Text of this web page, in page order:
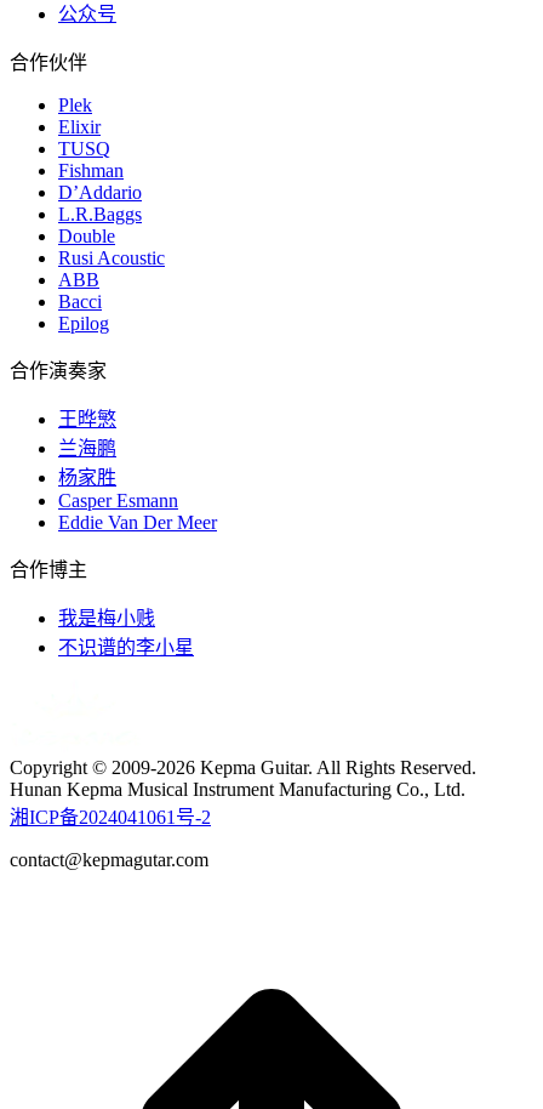
公众号
合作伙伴
Plek
Elixir
TUSQ
Fishman
D’Addario
L.R.Baggs
Double
Rusi Acoustic
ABB
Bacci
Epilog
合作演奏家
王晔慜
兰海鹏
杨家胜
Casper Esmann
Eddie Van Der Meer
合作博主
我是梅小贱
不识谱的李小星
Copyright © 2009-2026 Kepma Guitar. All Rights Reserved.
Hunan Kepma Musical Instrument Manufacturing Co., Ltd.
湘ICP备2024041061号-2
contact@kepmagutar.com